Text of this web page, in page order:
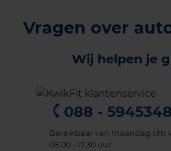
Vragen over
Wij helpen je
088 - 5945348
Bereikbaar van maandag t/m
08.00 - 17.30 uur.